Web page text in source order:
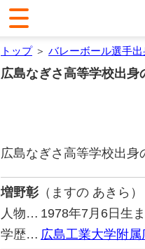
トップ＞ バレーボール選手
広島なぎさ高等学校出身
広島なぎさ高等学校出身
増野彰（ますの あきら）
人物… 1978年7月6日生
学歴… 広島工業大学附属